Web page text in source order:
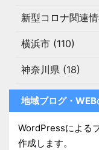
新型コロナ関連
横浜市 (110)
神奈川県 (18)
地域ブログ・WEB
WordPressによる
作成します。